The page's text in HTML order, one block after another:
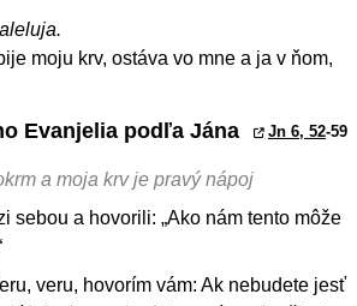
moju krv, ostáva vo mne a ja v ňom,
Evanjelia podľa Jána Jn 6, 52-59
a moja krv je pravý nápoj
sebou a hovorili: „Ako nám tento môže
veru, hovorím vám: Ak nebudete jesť